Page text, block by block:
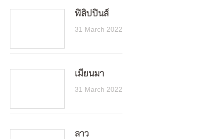
ฟิลิปปินส์
31 March 2022
เมียนมา
31 March 2022
ลาว